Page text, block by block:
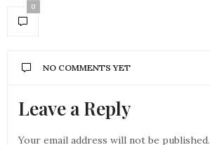
0
NO COMMENTS YET
Leave a Reply
Your email address will not be published.